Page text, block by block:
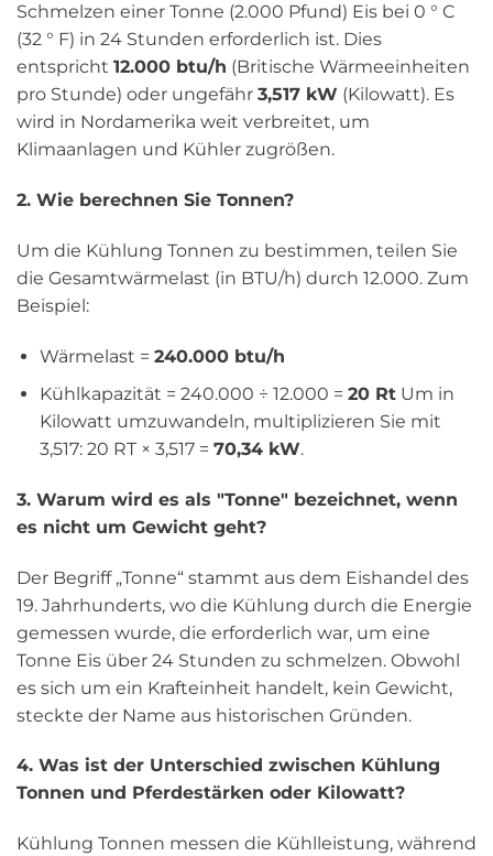
Schmelzen einer Tonne (2.000 Pfund) Eis bei 0 ° C
(32 ° F) in 24 Stunden erforderlich ist. Dies
entspricht 12.000 btu/h (Britische Wärmeeinheiten
pro Stunde) oder ungefähr 3,517 kW (Kilowatt). Es
wird in Nordamerika weit verbreitet, um
Klimaanlagen und Kühler zugrößen.
2. Wie berechnen Sie Tonnen?
Um die Kühlung Tonnen zu bestimmen, teilen Sie
die Gesamtwärmelast (in BTU/h) durch 12.000. Zum
Beispiel:
Wärmelast = 240.000 btu/h
Kühlkapazität = 240.000 ÷ 12.000 = 20 RtUm in
Kilowatt umzuwandeln, multiplizieren Sie mit
3,517: 20 RT × 3,517 = 70,34 kW.
3. Warum wird es als "Tonne" bezeichnet, wenn
es nicht um Gewicht geht?
Der Begriff „Tonne“ stammt aus dem Eishandel des
19. Jahrhunderts, wo die Kühlung durch die Energie
gemessen wurde, die erforderlich war, um eine
Tonne Eis über 24 Stunden zu schmelzen. Obwohl
es sich um ein Krafteinheit handelt, kein Gewicht,
steckte der Name aus historischen Gründen.
4. Was ist der Unterschied zwischen Kühlung
Tonnen und Pferdestärken oder Kilowatt?
Kühlung Tonnen messen die Kühlleistung, während